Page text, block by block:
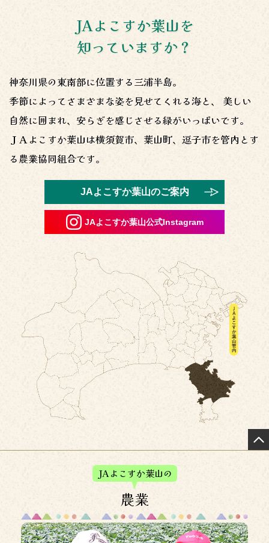
台風に伴うすかなごっそ臨時休業のお知らせ
2026年6月18日
2026年6月15日
催！
かながわブランドにも登録甘くてホクホク『こだわりかぼ
「ＪＡよこすか葉山 組合員感謝の集い」開催のお知らせ
（募集：６月２２日～）
6月15日（月）より2026サマーキャンペーン定期貯金が始
2026年5月19日
株式配当金領収証の店頭での取扱停止について
2026年5月19日
定額小為証書・振替払出証書の取扱終了について
2026年4月28日
金融犯罪に対する注意および補償対応のお知らせについて
信用事業諸手数料の改定について
2026年3月30日
システム更改に伴うサービス一時休止のお知らせについて
JAよこすか葉山を
知っていますか？
神奈川県の東南部に位置する三浦半島。
季節によってさまざまな姿を見せてくれる海と、
美しい
自然に囲まれ、安らぎを感じさせる緑がいっぱいです。
ＪＡよこすか葉山は横須賀市、葉山町、逗子市を管内とす
る農業協同組合です。
JAよこすか葉山のご案内
JAよこすか葉山公式Instagram
JAよこすか葉山の
農業